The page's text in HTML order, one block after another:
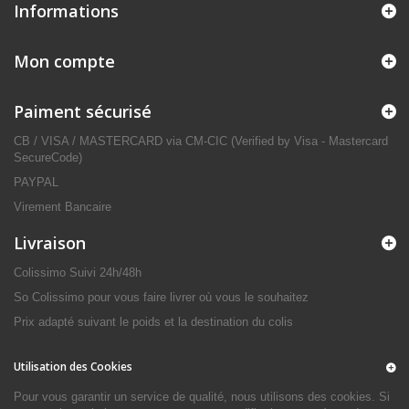
Informations
Mon compte
Paiment sécurisé
CB / VISA / MASTERCARD via CM-CIC (Verified by Visa - Mastercard
SecureCode)
PAYPAL
Virement Bancaire
Livraison
Colissimo Suivi 24h/48h
So Colissimo pour vous faire livrer où vous le souhaitez
Prix adapté suivant le poids et la destination du colis
Utilisation des Cookies
Pour vous garantir un service de qualité, nous utilisons des cookies. Si